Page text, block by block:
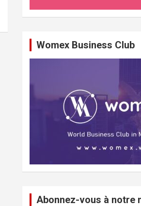
Womex Business Club
Abonnez-vous à notre